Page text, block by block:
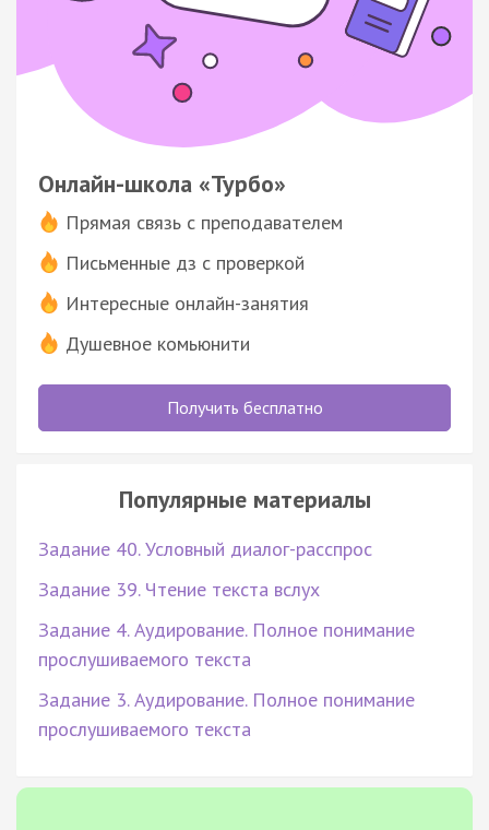
Онлайн-школа «Турбо»
Прямая связь с преподавателем
Письменные дз с проверкой
Интересные онлайн-занятия
Душевное комьюнити
Получить бесплатно
Популярные материалы
Задание 40. Условный диалог-расспрос
Задание 39. Чтение текста вслух
Задание 4. Аудирование. Полное понимание
прослушиваемого текста
Задание 3. Аудирование. Полное понимание
прослушиваемого текста